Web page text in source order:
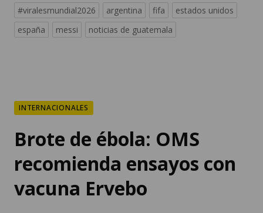
#viralesmundial2026
argentina fifa
estados unidos
españa
messi noticias de guatemala
INTERNACIONALES
Brote de ébola: OMS
recomienda ensayos con
vacuna Ervebo